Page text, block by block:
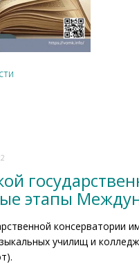
этапы
консерватории
училищ и